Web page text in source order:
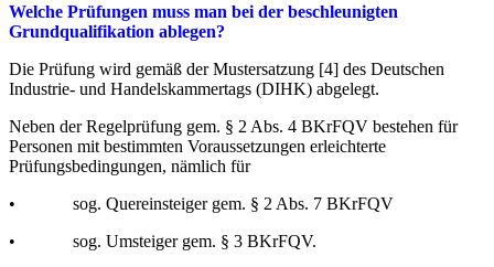
Welche Prüfungen muss man bei der beschleunigten
Grundqualifikation ablegen?
Die Prüfung wird gemäß der Mustersatzung [4] des Deutschen
Industrie- und Handelskammertags (DIHK) abgelegt.
Neben der Regelprüfung gem. § 2 Abs. 4 BKrFQV bestehen für
Personen mit bestimmten Voraussetzungen erleichterte
Prüfungsbedingungen, nämlich für
• sog. Quereinsteiger gem. § 2 Abs. 7 BKrFQV
• sog. Umsteiger gem. § 3 BKrFQV.